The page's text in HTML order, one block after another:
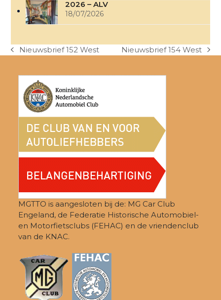
2026 – ALV
18/07/2026
previous
Nieuwsbrief 152 West
next
Nieuwsbrief 154 West
MGTTO is aangesloten bij de: MG Car Club
Engeland, de Federatie Historische Automobiel-
en Motorfietsclubs (FEHAC) en de vriendenclub
van de KNAC.